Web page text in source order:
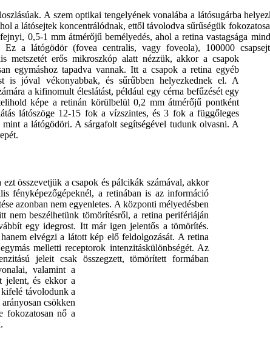
A szem optikai tengelyének vonalába a látósugárba
a látósejtek koncentrálódnak, ettől távolodva sűrűségük
0,5-1 mm átmérőjű bemélyedés, ahol a retina vastagsága
Ez a látógödör (fovea centralis, vagy foveola), 100000
metszetét erős mikroszkóp alatt nézzük, akkor a csapok
egymáshoz tapadva vannak. Itt a csapok a retina egyéb
is jóval vékonyabbak, és sűrűbben helyezkednek el. A
a kifinomult éleslátást, például egy cérna befűzését egy
képe a retinán körülbelül 0,2 mm átmérőjű pontként
látószöge 12-15 fok a vízszintes, és 3 fok a függőleges
a látógödöri. A sárgafolt segítségével tudunk olvasni. A
összevetjük a csapok és pálcikák számával, akkor
fényképezőgépeknél, a retinában is az információ
azonban nem egyenletes. A központi mélyedésben
nem beszélhetünk tömörítésről, a retina perifériáján
egy idegrost. Itt már igen jelentős a tömörítés.
elvégzi a látott kép elő feldolgozását. A retina
melletti receptorok intenzitáskülönbségét. Az
jeleit csak összegzett, tömörített formában
valamint a
jelent, és ekkor a
távolodunk a
csökken
fokozatosan nő a